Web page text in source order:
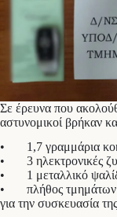
Σε έρευνα που
αστυνομικοί βρήκαν
• 1,7 γραμμάρια
• 3 ηλεκτρονικές
• 1 μεταλλικό
• πλήθος τμημάτων
για την συσκευασία